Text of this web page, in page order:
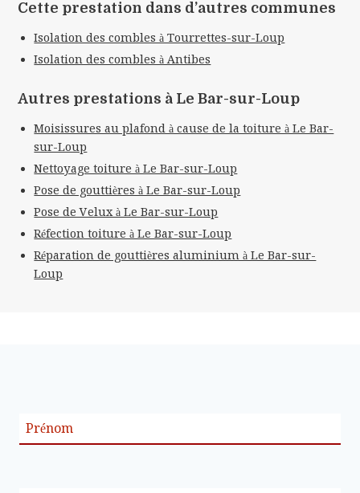
Cette prestation dans d’autres communes
Isolation des combles à Tourrettes-sur-Loup
Isolation des combles à Antibes
Autres prestations à Le Bar-sur-Loup
Moisissures au plafond à cause de la toiture à Le Bar-
sur-Loup
Nettoyage toiture à Le Bar-sur-Loup
Pose de gouttières à Le Bar-sur-Loup
Pose de Velux à Le Bar-sur-Loup
Réfection toiture à Le Bar-sur-Loup
Réparation de gouttières aluminium à Le Bar-sur-
Loup
Prénom